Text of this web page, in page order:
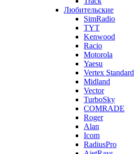
Любительские
SimRadio
TYT
Kenwood
Racio
Motorola
Yaesu
Vertex Standard
Midland
Vector
TurboSky
COMRADE
Roger
Alan
Icom
RadiusPro